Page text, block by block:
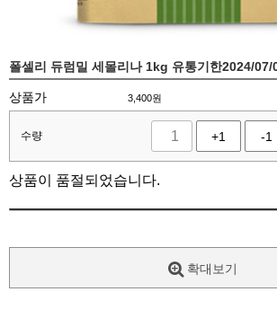
폴셀리 듀럼밀 세몰리나 1kg 유통기한2024/07/
상품가 3,400원
수량 +1 -1
상품이 품절되었습니다.
확대보기